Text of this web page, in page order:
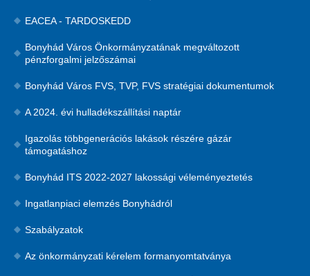
EACEA - TARDOSKEDD
Bonyhád Város Önkormányzatának megváltozott
pénzforgalmi jelzőszámai
Bonyhád Város FVS, TVP, FVS stratégiai dokumentumok
A 2024. évi hulladékszállítási naptár
Igazolás többgenerációs lakások részére gázár
támogatáshoz
Bonyhád ITS 2022-2027 lakossági véleményeztetés
Ingatlanpiaci elemzés Bonyhádról
Szabályzatok
Az önkormányzati kérelem formanyomtatványa